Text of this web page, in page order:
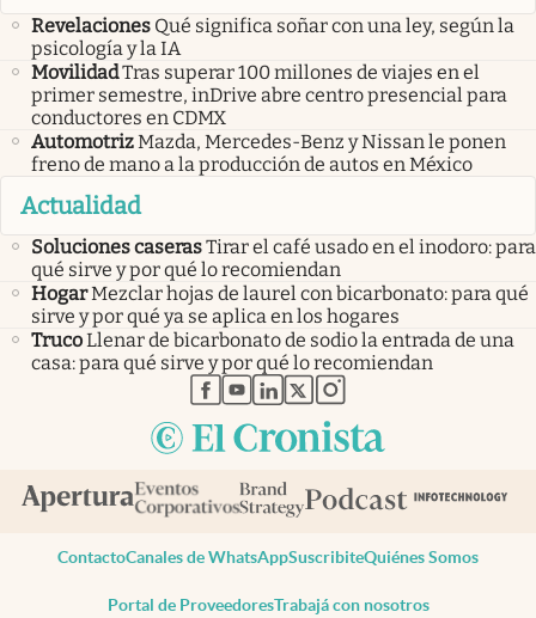
Revelaciones Qué significa soñar con una ley, según la
psicología y la IA
MovilidadTras superar 100 millones de viajes en el
primer semestre, inDrive abre centro presencial para
conductores en CDMX
AutomotrizMazda, Mercedes-Benz y Nissan le ponen
freno de mano a la producción de autos en México
Actualidad
Soluciones caserasTirar el café usado en el inodoro: para
qué sirve y por qué lo recomiendan
HogarMezclar hojas de laurel con bicarbonato: para qué
sirve y por qué ya se aplica en los hogares
TrucoLlenar de bicarbonato de sodio la entrada de una
casa: para qué sirve y por qué lo recomiendan
abre en nueva pestaña
abre en nueva pestaña
abre en nueva pestaña
abre en nueva pestaña
abre en nueva pestaña
ContactoCanales de WhatsAppSuscribiteQuiénes Somos
Portal de ProveedoresTrabajá con nosotros